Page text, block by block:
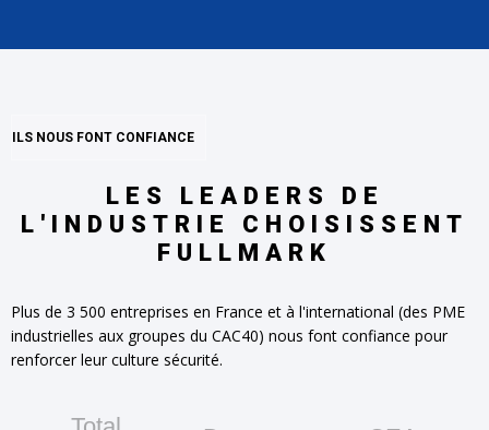
ILS NOUS FONT CONFIANCE
LES LEADERS DE
L'INDUSTRIE CHOISISSENT
FULLMARK
Plus de 3 500 entreprises en France et à l'international (des PME
industrielles aux groupes du CAC40) nous font confiance pour
renforcer leur culture sécurité.